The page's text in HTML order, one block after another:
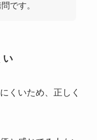
です。
い
くいため、正しく